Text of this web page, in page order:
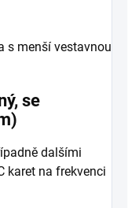
s menší vestavnou
se
dalšími
karet na frekvenci